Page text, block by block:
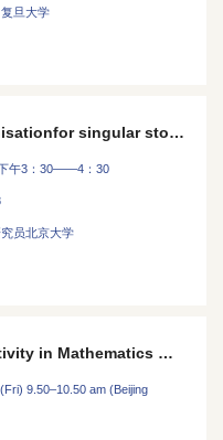
旦大学
Periodic homogenisationfor singular stochastic PDEs
午3：30——4：30
员北京大学
Can AI Show Creativity in Mathematics — Or Is It Just a Tool?
9.50–10.50 am (Beijing